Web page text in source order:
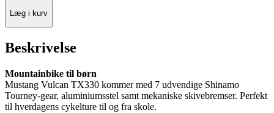
Læg i kurv
Beskrivelse
Mountainbike til børn
Mustang Vulcan TX330 kommer med 7 udvendige Shinamo
Tourney-gear, aluminiumsstel samt mekaniske skivebremser. Perfekt
til hverdagens cykelture til og fra skole.